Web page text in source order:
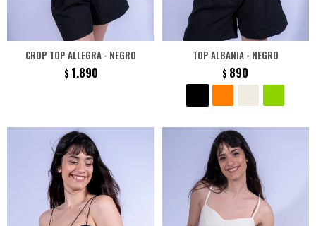
CROP TOP ALLEGRA - NEGRO
$ 1.890
TOP ALBANIA - NEGRO
$ 890